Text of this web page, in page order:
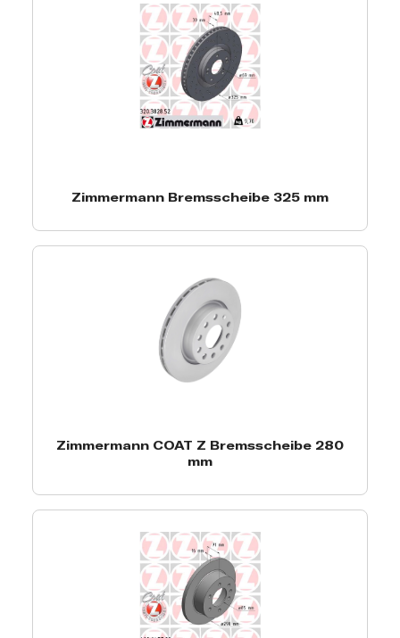
Zimmermann Bremsscheibe 325 mm
Zimmermann COAT Z Bremsscheibe 280
mm